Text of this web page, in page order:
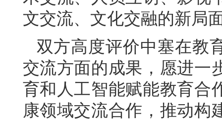
文交流、文化交融的新局
双方高度评价中塞在教
交流方面的成果，愿进一
育和人工智能赋能教育合
康领域交流合作，推动构